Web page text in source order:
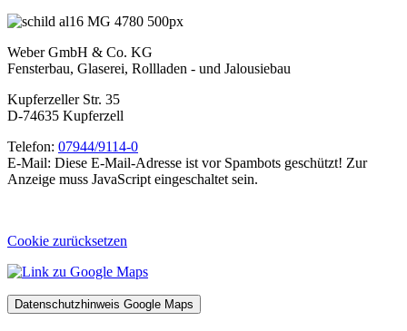
Weber GmbH & Co. KG
Fensterbau, Glaserei, Rollladen - und Jalousiebau
Kupferzeller Str. 35
D-74635 Kupferzell
Telefon: 07944/9114-0
E-Mail: Diese E-Mail-Adresse ist vor Spambots geschützt! Zur
Anzeige muss JavaScript eingeschaltet sein.
Cookie zurücksetzen
Datenschutzhinweis Google Maps